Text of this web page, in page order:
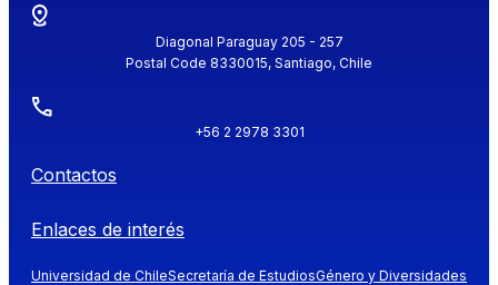
Diagonal Paraguay 205 - 257
Postal Code 8330015, Santiago, Chile
+56 2 2978 3301
Contactos
Enlaces de interés
Universidad de ChileSecretaría de EstudiosGénero y Diversidades